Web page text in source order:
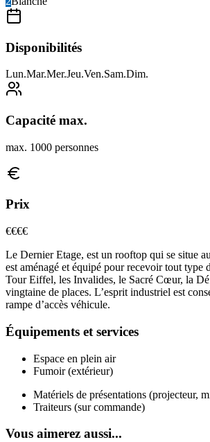
Disponibilités
Lun.Mar.Mer.Jeu.Ven.Sam.Dim.
Capacité max.
max. 1000 personnes
Prix
€€€€
Le Dernier Etage, est un rooftop qui se situe
est aménagé et équipé pour recevoir tout type
Tour Eiffel, les Invalides, le Sacré Cœur, la
vingtaine de places. L’esprit industriel est
rampe d’accès véhicule.
Équipements et services
Espace en plein air
Fumoir (extérieur)
Matériels de présentations (projecteur,
Traiteurs (sur commande)
Vous aimerez aussi...